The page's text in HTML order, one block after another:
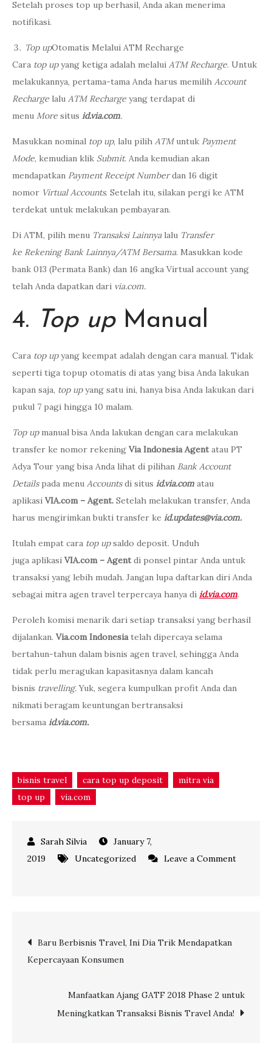
Setelah proses top up berhasil, Anda akan menerima
notifikasi.
Top upOtomatis Melalui ATM Recharge
Cara top upyang ketiga adalah melalui ATM Recharge. Untuk
melakukannya, pertama-tama Anda harus memilih Account
Recharge lalu ATM Recharge yang terdapat di
menu More situs id.via.com.
Masukkan nominal top up, lalu pilih ATMuntuk Payment
Mode, kemudian klik Submit. Anda kemudian akan
mendapatkan Payment Receipt Numberdan 16 digit
nomor Virtual Accounts. Setelah itu, silakan pergi ke ATM
terdekat untuk melakukan pembayaran.
Di ATM, pilih menu Transaksi Lainnyalalu Transfer
ke Rekening Bank Lainnya/ATM Bersama. Masukkan kode
bank 013 (Permata Bank) dan 16 angka Virtual account yang
telah Anda dapatkan dari via.com.
4. Top up Manual
Cara top upyang keempat adalah dengan cara manual. Tidak
seperti tiga topup otomatis di atas yang bisa Anda lakukan
kapan saja, top upyang satu ini, hanya bisa Anda lakukan dari
pukul 7 pagi hingga 10 malam.
Top up manual bisa Anda lakukan dengan cara melakukan
transfer ke nomor rekening Via Indonesia Agentatau PT
Adya Tour yang bisa Anda lihat di pilihan Bank Account
Detailspada menu Accountsdi situs id.via.com atau
aplikasi VIA.com – Agent. Setelah melakukan transfer, Anda
harus mengirimkan bukti transfer ke id.updates@via.com.
Itulah empat cara top upsaldo deposit. Unduh
juga aplikasi VIA.com – Agentdi ponsel pintar Anda untuk
transaksi yang lebih mudah. Jangan lupa daftarkan diri Anda
sebagai mitra agen travel terpercaya hanya di id.via.com.
Peroleh komisi menarik dari setiap transaksi yang berhasil
dijalankan. Via.com Indonesiatelah dipercaya selama
bertahun-tahun dalam bisnis agen travel, sehingga Anda
tidak perlu meragukan kapasitasnya dalam kancah
bisnis travelling.Yuk, segera kumpulkan profit Anda dan
nikmati beragam keuntungan bertransaksi
bersama id.via.com.
bisnis travel cara top up deposit
mitra via
top up
via.com
January 7,
2019
Uncategorized
Leave a Comment
Dia
Langkah-
Melakukan
Post
navigation
Baru Berbisnis Travel, Ini Dia Trik Mendapatkan
Kepercayaan Konsumen
Manfaatkan Ajang GATF 2018 Phase 2 untuk
Meningkatkan Transaksi Bisnis Travel Anda!